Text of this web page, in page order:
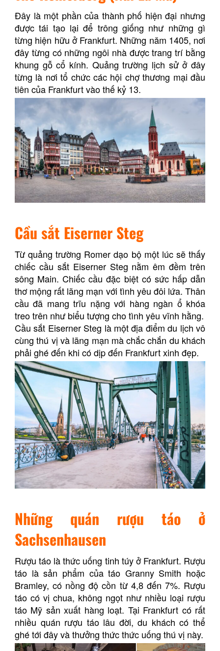
Đây là một phần của thành phố hiện đại nhưng
được tái tạo lại để trông giống như những gì
từng hiện hữu ở Frankfurt. Những năm 1405, nơi
đây từng có những ngôi nhà được trang trí bằng
khung gỗ cổ kính. Quảng trường lịch sử ở đây
từng là nơi tổ chức các hội chợ thương mại đầu
tiên của Frankfurt vào thế kỷ 13.
Cầu sắt Eiserner Steg
Từ quảng trường Romer dạo bộ một lúc sẽ thấy
chiếc cầu sắt Eiserner Steg nằm êm đềm trên
sông Main. Chiếc cầu đặc biệt có sức hấp dẫn
thơ mộng rất lãng mạn với tình yêu đôi lứa. Thân
cầu đã mang trĩu nặng với hàng ngàn ổ khóa
treo trên như biểu tượng cho tình yêu vĩnh hằng.
Cầu sắt Eiserner Steg là một địa điểm du lịch vô
cùng thú vị và lãng mạn mà chắc chắn du khách
phải ghé đến khi có dịp đến Frankfurt xinh đẹp.
Những quán rượu táo ở
Sachsenhausen
Rượu táo là thức uống tinh túy ở Frankfurt. Rượu
táo là sản phẩm của táo Granny Smith hoặc
Bramley, có nồng độ cồn từ 4,8 đến 7%. Rượu
táo có vị chua, không ngọt như nhiều loại rượu
táo Mỹ sản xuất hàng loạt. Tại Frankfurt có rất
nhiều quán rượu táo lâu đời, du khách có thể
ghé tới đây và thưởng thức thức uống thú vị này.